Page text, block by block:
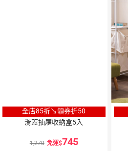
全店85折↘領券折50
滑蓋抽屜收納盒5入
1,270 免運 745